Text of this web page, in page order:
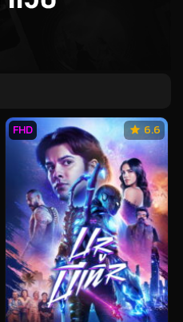
6.6
FHD